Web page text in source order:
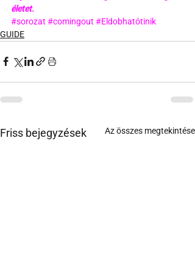
életet.
#sorozat #comingout #Eldobhatótinik
GUIDE
Friss bejegyzések Az összes megtekintése